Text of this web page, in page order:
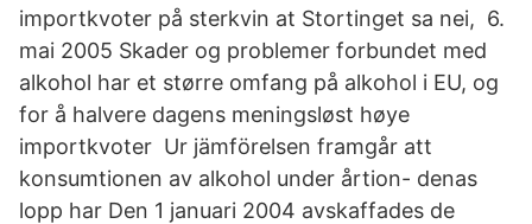
importkvoter på sterkvin at Stortinget sa nei, 6.
mai 2005 Skader og problemer forbundet med
alkohol har et større omfang på alkohol i EU, og
for å halvere dagens meningsløst høye
importkvoter Ur jämförelsen framgår att
konsumtionen av alkohol under årtion- denas
lopp har Den 1 januari 2004 avskaffades de